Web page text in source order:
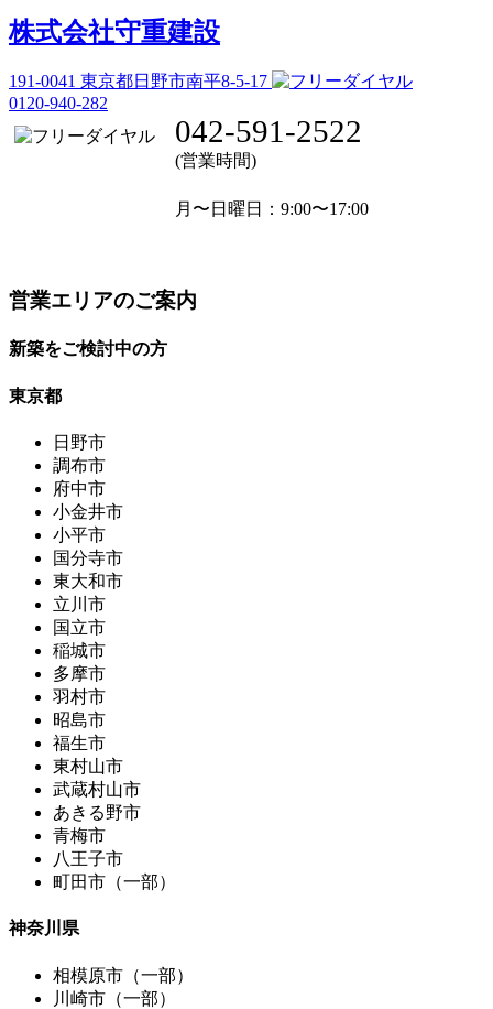
株式会社守重建設
191-0041 東京都日野市南平8-5-17
0120-940-282
042-591-2522
(営業時間)
月〜日曜日 ：9:00〜17:00
営業エリアのご案内
新築をご検討中の方
東京都
日野市
調布市
府中市
小金井市
小平市
国分寺市
東大和市
立川市
国立市
稲城市
多摩市
羽村市
昭島市
福生市
東村山市
武蔵村山市
あきる野市
青梅市
八王子市
町田市（一部）
神奈川県
相模原市（一部）
川崎市（一部）